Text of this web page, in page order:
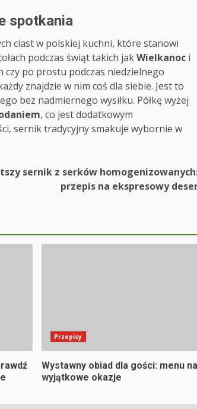
spotkania
ciast w polskiej kuchni, które stanowi
podczas świąt takich jakWielkanoc i
czy po prostu podczas niedzielnego
znajdzie w nim coś dla siebie. Jest to
bez nadmiernego wysiłku. Półkę wyżej
, co jest dodatkowym
sernik tradycyjny smakuje wybornie w
sernik z serków
przepis na ekspresowy
Przepisy
Wystawny obiad dla gości: menu na
wyjątkowe okazje